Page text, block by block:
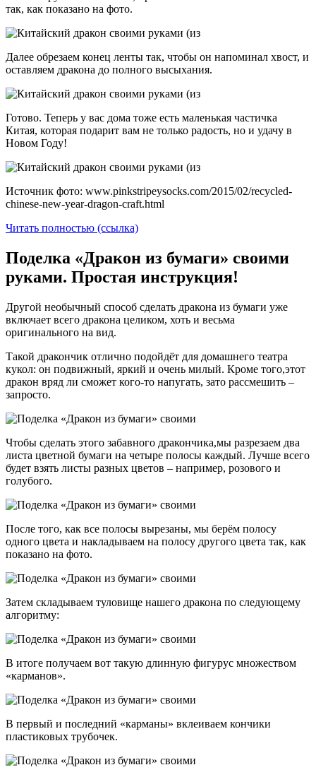
так, как показано на фото.
Далее обрезаем конец ленты так, чтобы он напоминал хвост, и
оставляем дракона до полного высыхания.
Готово. Теперь у вас дома тоже есть маленькая частичка
Китая, которая подарит вам не только радость, но и удачу в
Новом Году!
Источник фото: www.pinkstripeysocks.com/2015/02/recycled-
chinese-new-year-dragon-craft.html
Читать полностью (ссылка)
Поделка «Дракон из бумаги» своими
руками. Простая инструкция!
Другой необычный способ сделать дракона из бумаги уже
включает всего дракона целиком, хоть и весьма
оригинального на вид.
Такой дракончик отлично подойдёт для домашнего театра
кукол: он подвижный, яркий и очень милый. Кроме того,этот
дракон вряд ли сможет кого-то напугать, зато рассмешить –
запросто.
Чтобы сделать этого забавного дракончика,мы разрезаем два
листа цветной бумаги на четыре полосы каждый. Лучше всего
будет взять листы разных цветов – например, розового и
голубого.
После того, как все полосы вырезаны, мы берём полосу
одного цвета и накладываем на полосу другого цвета так, как
показано на фото.
Затем складываем туловище нашего дракона по следующему
алгоритму:
В итоге получаем вот такую длинную фигурус множеством
«карманов».
В первый и последний «карманы» вклеиваем кончики
пластиковых трубочек.